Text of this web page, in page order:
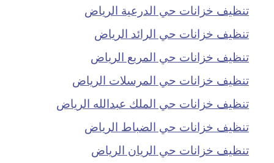
تنظيف خزانات حي الدرعية الرياض
تنظيف خزانات حي الرائد الرياض
تنظيف خزانات حي المربع الرياض
تنظيف خزانات حي المرسلات الرياض
تنظيف خزانات حي الملك عبدالله الرياض
تنظيف خزانات حي الضباط الرياض
تنظيف خزانات حي الريان الرياض